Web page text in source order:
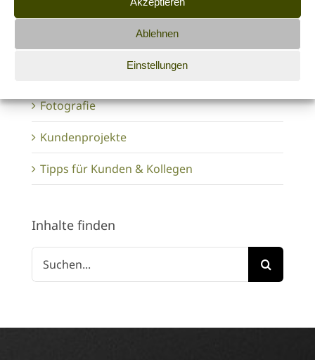
Ablehnen
Einstellungen
Lebensmittel#Projekt 365
Kirchheimbolanden
Fotografie
Kundenprojekte
Tipps für Kunden & Kollegen
Inhalte finden
Suche
nach: